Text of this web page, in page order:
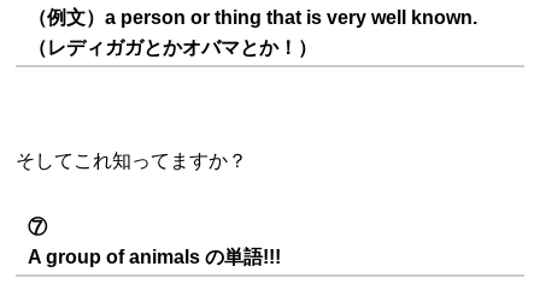
（例文）a person orthing that isvery well
known.
（レディガガとかオバマとか！）
そしてこれ知ってますか？
⑦
A group of animals の単語!!!